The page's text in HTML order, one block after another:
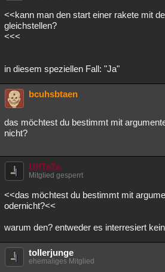
<<kann man den start einer rakete mit
gleichstellen?
<<<
in diesem speziellen Fall: "Ja"
bcuhsbtaen
das möchtest du bestimmt mit
nicht?
UffTaTa
Mitglied gesperrt
<<das möchtest du bestimmt mit
odernicht?<<
warum den? entweder es interresiert
tollerjunge
ehemaliges Mitglied